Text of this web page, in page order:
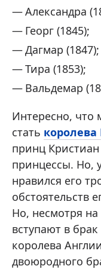
Александра
Георг (1845);
Дагмар (1847);
Тира (1853);
Вальдемар
Интересно, что
стать
принц
принцессы. Но,
нравился его
обстоятельств
Но, несмотря
вступают в
королева
двоюродного